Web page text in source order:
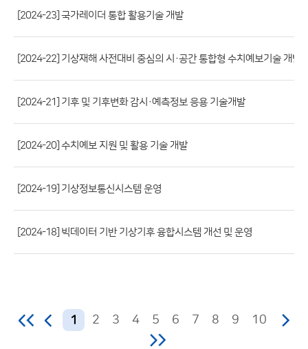
첨
일,
록
일,
조
[2024-23] 국가레이더 통합 활용기술 개발
[2024-22] 기상재해 사전대비 중심의 시·공간 통합형 수치예보기술 개발
[2024-21] 기후 및 기후변화 감시·예측정보 응용 기술개발
[2024-20] 수치예보 지원 및 활용 기술 개발
[2024-19] 기상정보통신시스템 운영
[2024-18] 빅데이터 기반 기상기후 융합시스템 개선 및 운영
1 2 3 4 5 6 7 8 9 10